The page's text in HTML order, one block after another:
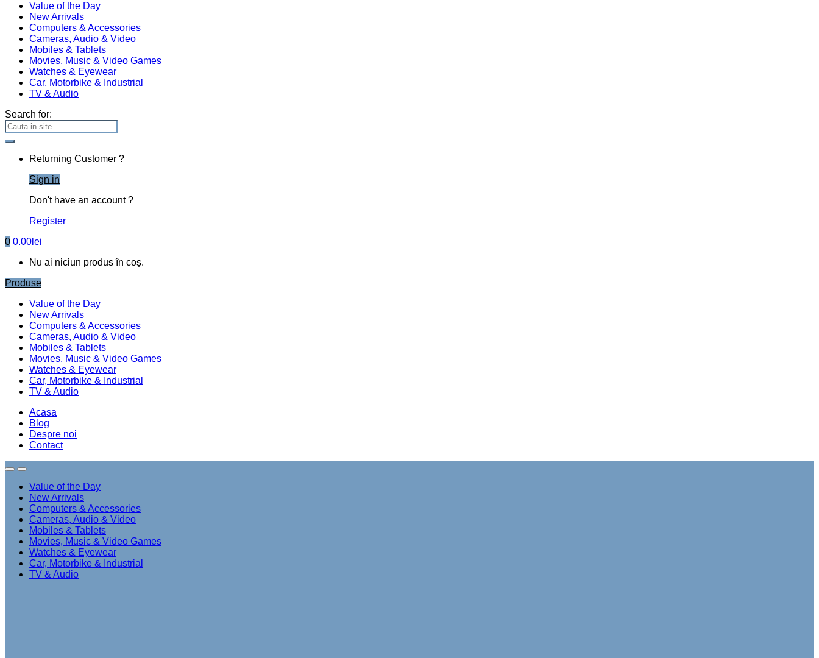
Value of the Day
New Arrivals
Computers & Accessories
Cameras, Audio & Video
Mobiles & Tablets
Movies, Music & Video Games
Watches & Eyewear
Car, Motorbike & Industrial
TV & Audio
Search for:
Returning Customer ?
Sign in
Don't have an account ?
Register
0 0.00 lei
Nu ai niciun produs în coș.
Produse
Value of the Day
New Arrivals
Computers & Accessories
Cameras, Audio & Video
Mobiles & Tablets
Movies, Music & Video Games
Watches & Eyewear
Car, Motorbike & Industrial
TV & Audio
Acasa
Blog
Despre noi
Contact
Value of the Day
New Arrivals
Computers & Accessories
Cameras, Audio & Video
Mobiles & Tablets
Movies, Music & Video Games
Watches & Eyewear
Car, Motorbike & Industrial
TV & Audio